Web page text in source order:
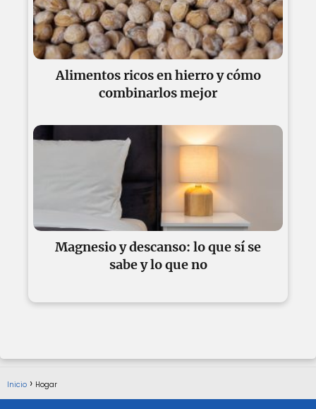
Alimentos ricos en hierro y cómo
combinarlos mejor
Magnesio y descanso: lo que sí se
sabe y lo que no
Inicio Hogar